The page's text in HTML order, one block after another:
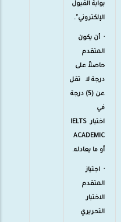
بوابة القبول
الإلكتروني".
· أن يكون
المتقدم
حاصلاً على
درجة لا تقل
عن (5) درجة
في
اختبارIELTS
أو ما يعادله.
· اجتياز
المتقدم
الاختبار
التحريري